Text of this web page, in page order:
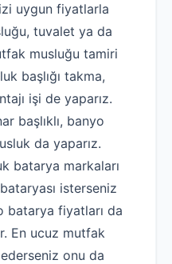
uygun fiyatlarla
tuvalet ya da
musluğu tamiri
başlığı takma,
işi de yaparız.
başlıklı, banyo
da yaparız.
batarya markaları
isterseniz
batarya fiyatları da
En ucuz mutfak
onu da